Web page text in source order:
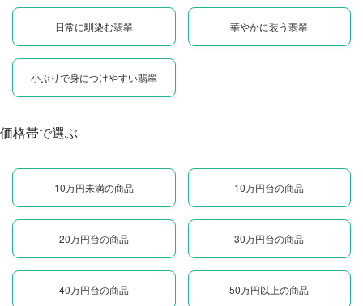
日常に馴染む翡翠 華やかに装う翡翠
小ぶりで身につけやすい翡翠
価格帯で選ぶ
10万円未満の商品 10万円台の商品
20万円台の商品 30万円台の商品
40万円台の商品 50万円以上の商品